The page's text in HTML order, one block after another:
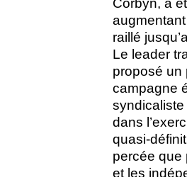
Corbyn, a
raillé
Le leader
proposé un
campagne
syndicaliste
dans
quasi-
percée que
et les